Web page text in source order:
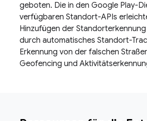
geboten. Die in den Google Play-
verfügbaren Standort-APIs
Hinzufügen der
durch automatisches Standort-
Erkennung von der falschen
Geofencing und